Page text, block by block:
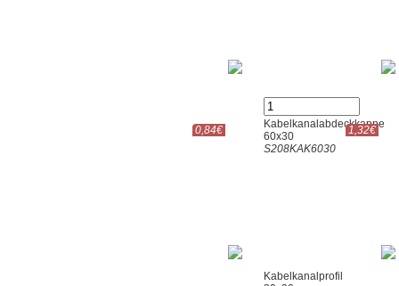
Kabelkanalabdeckkappe
60x30
S208KAK6030
0,84€ 1,32€
Kabelkanalprofil